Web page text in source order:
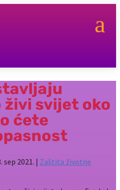
a
živi svijet oko
ćete
sep 2021. | Zaštita životne